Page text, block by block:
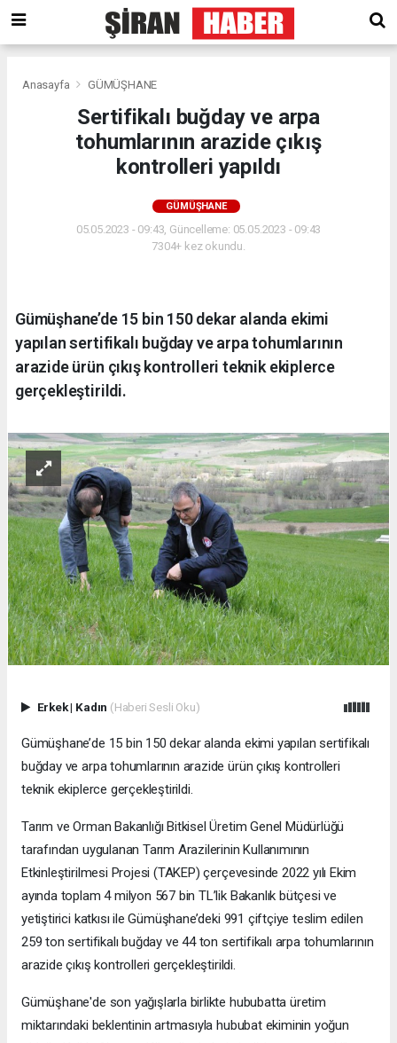
Anasayfa GÜMÜŞHANE
Sertifikalı buğday ve arpa
tohumlarının arazide çıkış
kontrolleri yapıldı
GÜMÜŞHANE
05.05.2023 - 09:43, Güncelleme: 05.05.2023 - 09:43
7304+ kez okundu.
Gümüşhane’de 15 bin 150 dekar alanda ekimi
yapılan sertifikalı buğday ve arpa tohumlarının
arazide ürün çıkış kontrolleri teknik ekiplerce
gerçekleştirildi.
Erkek| Kadın (Haberi Sesli Oku)
Gümüşhane’de 15 bin 150 dekar alanda ekimi yapılan sertifikalı
buğday ve arpa tohumlarının arazide ürün çıkış kontrolleri
teknik ekiplerce gerçekleştirildi.
Tarım ve Orman Bakanlığı Bitkisel Üretim Genel Müdürlüğü
tarafından uygulanan Tarım Arazilerinin Kullanımının
Etkinleştirilmesi Projesi (TAKEP) çerçevesinde 2022 yılı Ekim
ayında toplam 4 milyon 567 bin TL’lik Bakanlık bütçesi ve
yetiştirici katkısı ile Gümüşhane’deki 991 çiftçiye teslim edilen
259 ton sertifikalı buğday ve 44 ton sertifikalı arpa tohumlarının
arazide çıkış kontrolleri gerçekleştirildi.
Gümüşhane'de son yağışlarla birlikte hububatta üretim
miktarındaki beklentinin artmasıyla hububat ekiminin yoğun